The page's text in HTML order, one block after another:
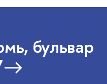
бульвар